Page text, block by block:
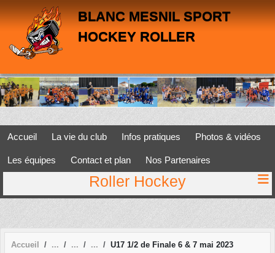
BLANC MESNIL SPORT
HOCKEY ROLLER
Accueil La vie du club Infos pratiques Photos & vidéos
Les équipes Contact et plan Nos Partenaires
Roller Hockey
Accueil U17 1/2 de Finale 6 & 7 mai 2023
Panneau de gestion des cookies